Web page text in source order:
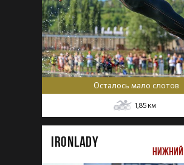
Осталось мало слотов
1,85 км
IRONLADY
НИЖНИЙ